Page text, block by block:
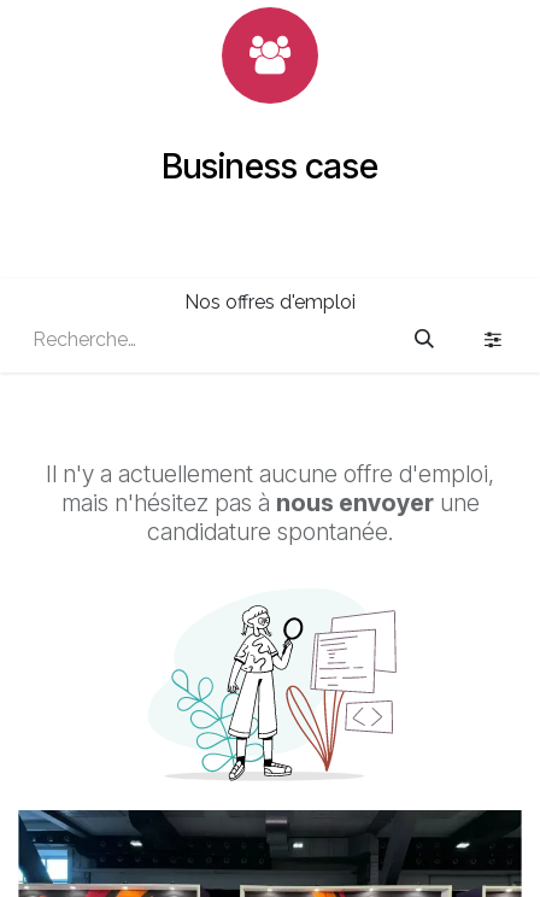
Business case
Nos offres d'emploi
Il n'y a actuellement aucune offre d'emploi,
mais n'hésitez pas à nous envoyerune
candidature spontanée.